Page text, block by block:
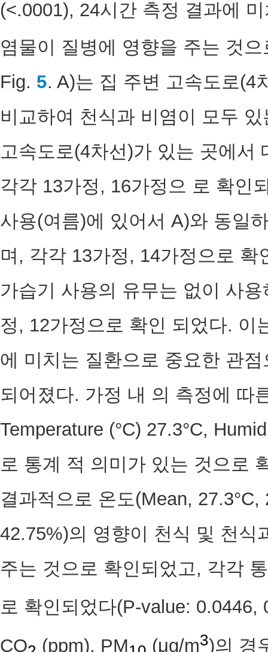
(<.0001), 24시간 측정 결과에
염물이 질병에 영향을 주는 것
Fig. 5. A)는 집 주변 고속도로(4
비교하여 천식과 비염이 모두
고속도로(4차선)가 있는 곳에서
각각 13가정, 16가정으 로 확인
사용(여름)에 있어서 A)와 동일
며, 각각 13가정, 14가정으로
가습기 사용의 유무는 없이 사
정, 12가정으로 확인 되었다. 이
에 미치는 질환으로 중요한 관
되어졌다. 가정 내 의 측정에 따
Temperature (°C) 27.3°C,
로 통계 적 의미가 있는 것으로
결과적으로 온도(Mean,
42.75%)의 영향이 천식 및 천식
주는 것으로 확인되었고, 각각
로 확인되었다(P-value:
CO
(ppm), PM (μg/m3)의 경